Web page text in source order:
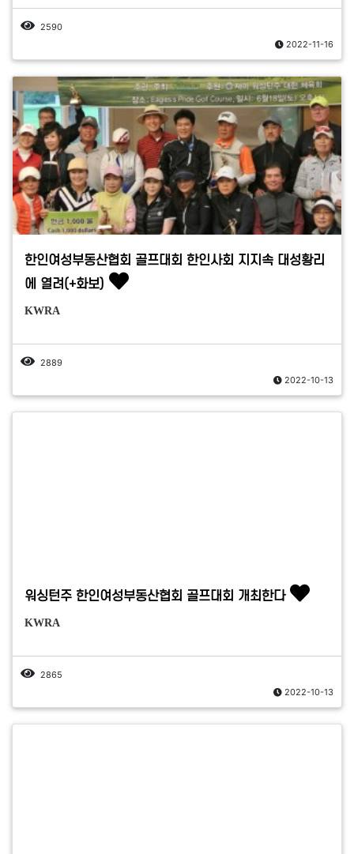
2590
2022-11-16
한인여성부동산협회 골프대회 한인사회 지지속 대성황리
에 열려(+화보)
KWRA
2889
2022-10-13
워싱턴주 한인여성부동산협회 골프대회 개최한다
KWRA
2865
2022-10-13